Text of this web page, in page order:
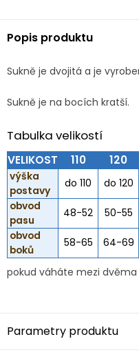
Popis produktu
Sukně je dvojitá a je
Sukně je na bocích kratší.
Tabulka velikostí
VELIKOST 110 120
výška
postavy
do 110 do 120
obvod
pasu
48-52 50-55
obvod
boků
58-65 64-69
pokud váháte mezi
Parametry produktu